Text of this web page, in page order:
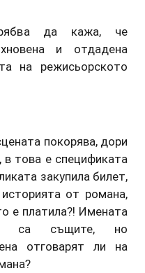
да кажа, че
и отдадена
на режисьорското
покорява, дори
това е спецификата
закупила билет,
от романа,
е платила?! Имената
са същите, но
отговарят ли на